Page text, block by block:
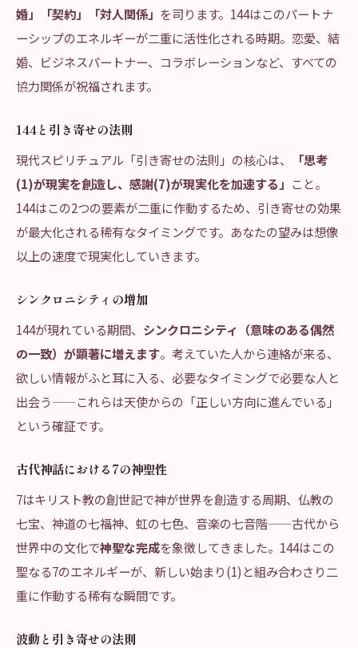
婚」「契約」「対人関係」 を司ります。144はこのパートナ
ーシップのエネルギーが二重に活性化される時期。恋愛、結
婚、ビジネスパートナー、コラボレーションなど、すべての
協力関係が祝福されます。
144と引き寄せの法則
現代スピリチュアル「引き寄せの法則」の核心は、
「思考
(1)が現実を創造し、感謝(7)が現実化を加速する」 こと。
144はこの2つの要素が二重に作動するため、引き寄せの効果
が最大化される稀有なタイミングです。あなたの望みは想像
以上の速度で現実化していきます。
シンクロニシティの増加
144が現れている期間、 シンクロニシティ（意味のある偶然
の一致）が顕著に増えます。考えていた人から連絡が来る、
欲しい情報がふと耳に入る、必要なタイミングで必要な人と
出会う——これらは天使からの「正しい方向に進んでいる」
という確証です。
古代神話における7の神聖性
7はキリスト教の創世記で神が世界を創造する周期、仏教の
七宝、神道の七福神、虹の七色、音楽の七音階——古代から
世界中の文化で神聖な完成を象徴してきました。144はこの
聖なる7のエネルギーが、新しい始まり(1)と組み合わさり二
重に作動する稀有な瞬間です。
波動と引き寄せの法則